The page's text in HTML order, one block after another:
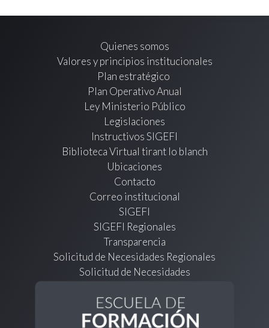
Quienes somos
Valores y principios institucionales
Plan estratégico
Plan Operativo Anual
Ley Ministerio Público
Legislaciones
Instructivos SIGEFI
Biblioteca Virtual tirant lo blanch
Ubicaciones
Contacto
Correo institucional
SIGEFI
SIGEFI Regionales
Transparencia
Solicitud de Necesidades Regionales
Solicitud de Necesidades